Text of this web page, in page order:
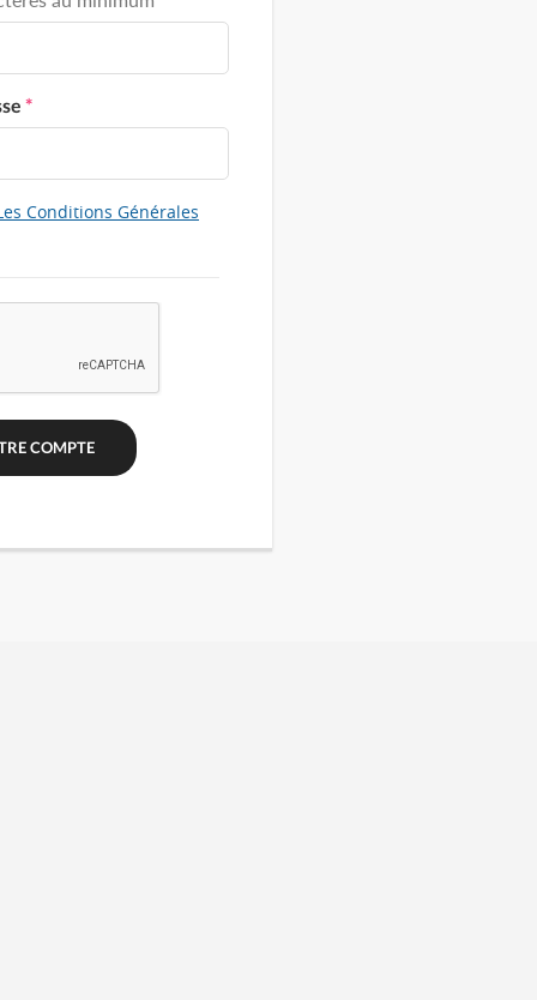
*
Conditions Générales